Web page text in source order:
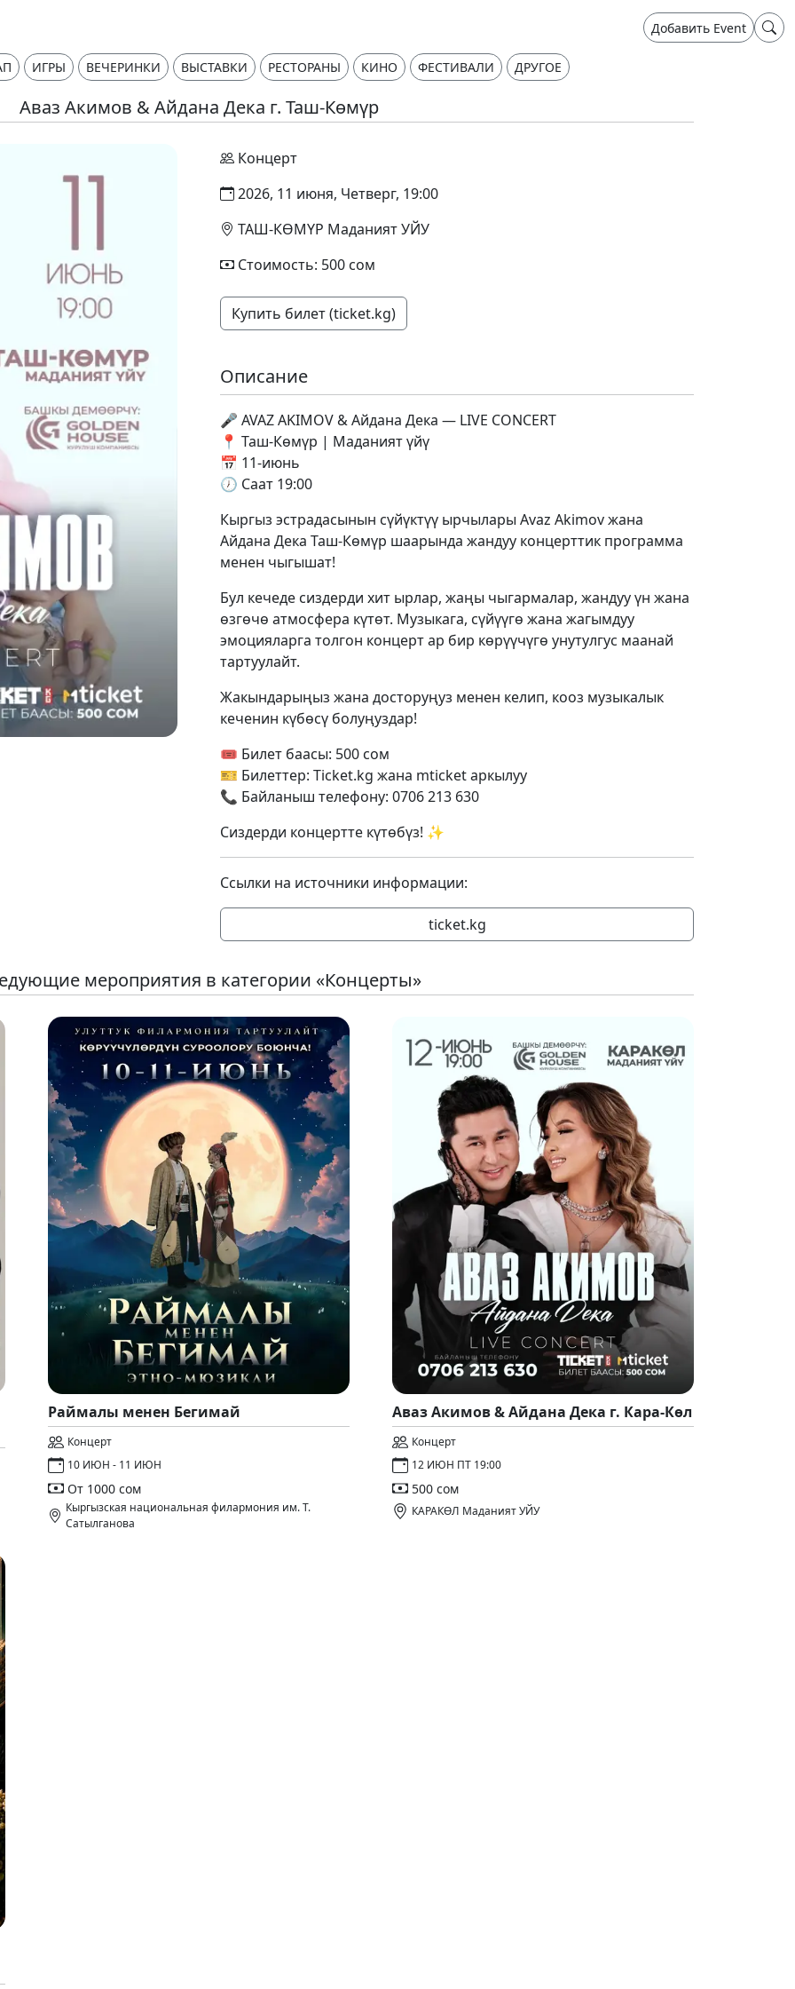
Добавить Event
ИГРЫ ВЕЧЕРИНКИ ВЫСТАВКИ РЕСТОРАНЫ КИНО ФЕСТИВАЛИ ДРУГОЕ
Аваз Акимов & Айдана Дека г. Таш-Көмүр
Концерт
2026, 11 июня, Четверг, 19:00
ТАШ-КӨМҮР Маданият УЙУ
Стоимость: 500 сом
Купить билет (ticket.kg)
Описание
🎤 AVAZ AKIMOV & Айдана Дека — LIVE CONCERT
📍 Таш-Көмүр | Маданият үйү
📅 11-июнь
🕖 Саат 19:00
Кыргыз эстрадасынын сүйүктүү ырчылары Avaz Akimov жана
Айдана Дека Таш-Көмүр шаарында жандуу концерттик программа
менен чыгышат!
Бул кечеде сиздерди хит ырлар, жаңы чыгармалар, жандуу үн жана
өзгөчө атмосфера күтөт. Музыкага, сүйүүгө жана жагымдуу
эмоцияларга толгон концерт ар бир көрүүчүгө унутулгус маанай
тартуулайт.
Жакындарыңыз жана досторуңуз менен келип, кооз музыкалык
кеченин күбөсү болуңуздар!
🎟 Билет баасы: 500 сом
🎫 Билеттер: Ticket.kg жана mticket аркылуу
📞 Байланыш телефону: 0706 213 630
Сиздерди концертте күтөбүз! ✨
Ссылки на источники информации:
ticket.kg
мероприятия в категории «Концерты»
Раймалы менен Бегимай
Концерт
10 ИЮН - 11 ИЮН
От 1000 сом
Кыргызская национальная филармония им. Т.
Сатылганова
Аваз Акимов & Айдана Дека г. Кара-Көл
Концерт
12 ИЮН ПТ 19:00
500 сом
КАРАКӨЛ Маданият УЙУ